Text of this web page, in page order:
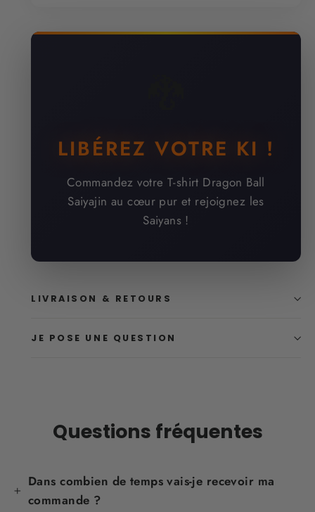
LIBÉREZ VOTRE KI !
Commandez votre T-shirt Dragon Ball
Saiyajin au cœur pur et rejoignez les
Saiyans !
LIVRAISON & RETOURS
JE POSE UNE QUESTION
Questions fréquentes
Dans combien de temps vais-je recevoir ma
commande ?